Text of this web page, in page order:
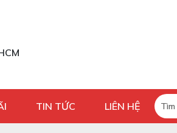
TIN TỨC LIÊN HỆ